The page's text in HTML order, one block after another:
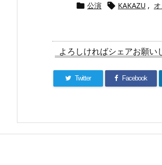
 公演  KAKAZU ,
よろしければシェアお願い
Twitter Facebook